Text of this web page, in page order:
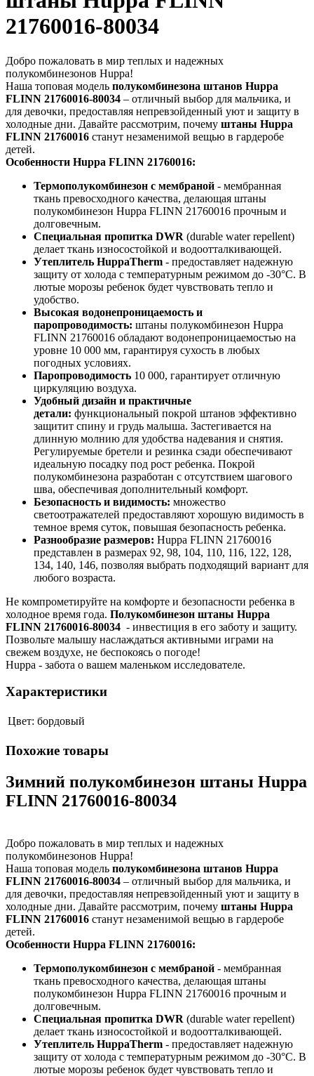
21760016-80034
Добро пожаловать в мир теплых и надежных
полукомбинезонов Huppa!
Наша топовая модель полукомбинезона штанов Huppa
FLINN 21760016-80034 – отличный выбор для мальчика, и
для девочки, предоставляя непревзойденный уют и защиту в
холодные дни. Давайте рассмотрим, почему штаны Huppa
FLINN 21760016 станут незаменимой вещью в гардеробе
детей.
Особенности Huppa FLINN 21760016:
Термополукомбинезон с мембраной - мембранная
ткань превосходного качества, делающая штаны
полукомбинезон Huppa FLINN 21760016 прочным и
долговечным.
Специальная пропитка DWR (durable water repellent)
делает ткань износостойкой и водоотталкивающей.
Утеплитель HuppaTherm - предоставляет надежную
защиту от холода с температурным режимом до -30°C. В
лютые морозы ребенок будет чувствовать тепло и
удобство.
Высокая водонепроницаемость и
паропроводимость: штаны полукомбинезон Huppa
FLINN 21760016 обладают водонепроницаемостью на
уровне 10 000 мм, гарантируя сухость в любых
погодных условиях.
Паропроводимость 10 000, гарантирует отличную
циркуляцию воздуха.
Удобный дизайн и практичные
детали: функциональный покрой штанов эффективно
защитит спину и грудь малыша. Застегивается на
длинную молнию для удобства надевания и снятия.
Регулируемые бретели и резинка сзади обеспечивают
идеальную посадку под рост ребенка. Покрой
полукомбинезона разработан с отсутствием шагового
шва, обеспечивая дополнительный комфорт.
Безопасность и видимость: множество
светоотражателей предоставляют хорошую видимость в
темное время суток, повышая безопасность ребенка.
Разнообразие размеров: Huppa FLINN 21760016
представлен в размерах 92, 98, 104, 110, 116, 122, 128,
134, 140, 146, позволяя выбрать подходящий вариант для
любого возраста.
Не компрометируйте на комфорте и безопасности ребенка в
холодное время года. Полукомбинезон штаны Huppa
FLINN 21760016-80034 - инвестиция в его заботу и защиту.
Позвольте малышу наслаждаться активными играми на
свежем воздухе, не беспокоясь о погоде!
Huppa - забота о вашем маленьком исследователе.
Характеристики
Цвет: бордовый
Похожие товары
Зимний полукомбинезон штаны Huppa
FLINN 21760016-80034
Добро пожаловать в мир теплых и надежных
полукомбинезонов Huppa!
Наша топовая модель полукомбинезона штанов Huppa
FLINN 21760016-80034 – отличный выбор для мальчика, и
для девочки, предоставляя непревзойденный уют и защиту в
холодные дни. Давайте рассмотрим, почему штаны Huppa
FLINN 21760016 станут незаменимой вещью в гардеробе
детей.
Особенности Huppa FLINN 21760016:
Термополукомбинезон с мембраной - мембранная
ткань превосходного качества, делающая штаны
полукомбинезон Huppa FLINN 21760016 прочным и
долговечным.
Специальная пропитка DWR (durable water repellent)
делает ткань износостойкой и водоотталкивающей.
Утеплитель HuppaTherm - предоставляет надежную
защиту от холода с температурным режимом до -30°C. В
лютые морозы ребенок будет чувствовать тепло и